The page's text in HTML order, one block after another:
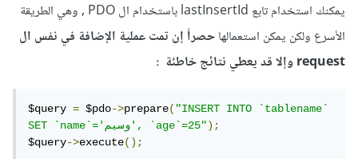
يمكنك استخدام تابع lastInsertId باستخدام ال PDO , وهي الطريقة
الأسرع ولكن يمكن استعمالهاحصراً إن تمت عملية الإضافة في نفس ال
request وإلا قد يعطي نتائج خاطئة :
$query = $pdo->prepare("INSERT INTO `tablename`
SET `name`='وسيم', `age`=25");
$query->execute();